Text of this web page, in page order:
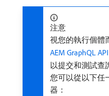
注意
視您的執行個體
AEM GraphQL
以提交和測試查
您可以從以下任
器：